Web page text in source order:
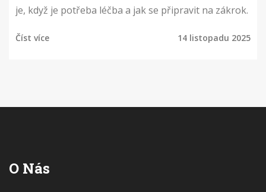
je, když je potřeba léčba a jak se připravit na zákrok.
Číst více 14 listopadu 2025
O Nás